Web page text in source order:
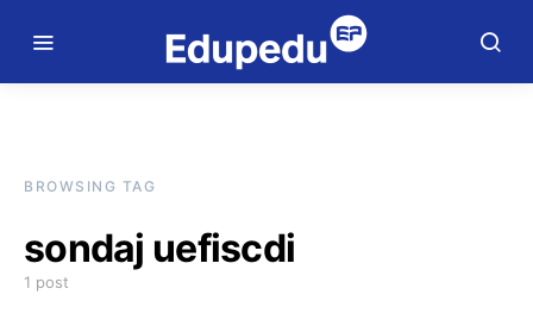
BROWSING TAG
sondaj uefiscdi
1 post